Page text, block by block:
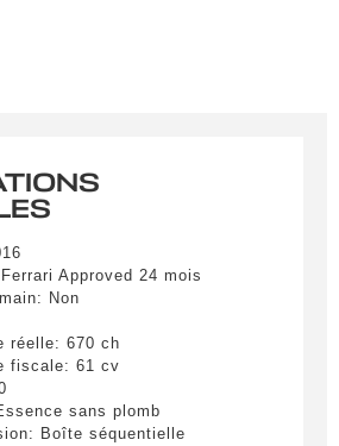
Approved 24 mois
Non
réelle: 670 ch
fiscale: 61 cv
sans plomb
Boîte séquentielle